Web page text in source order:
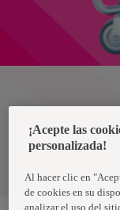
¡Acepte las
personalizada!
Al hacer clic en
de cookies en su
analizar el uso del